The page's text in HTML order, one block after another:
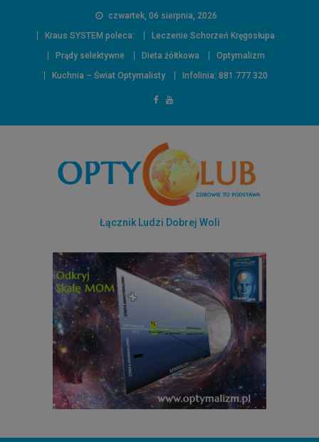
czwartek, 06 sierpnia, 2026
Kraus SYSTEM poleca:
Leczenie Schorzeń Kręgosłupa
Prądy selektywne
Dieta żółtkowa
Optymalizm
Kuchnia – Świat Optymalisty
Infolinia: 881 777 320
Łącznik Ludzi Dobrej Woli